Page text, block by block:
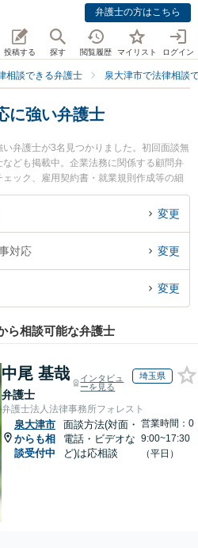
弁護士の方はこちら
投稿する 探す 閲覧履歴 マイリスト ログイン
相談できる弁護士 泉大津市で法律相談
に強い弁護士
弁護士が3名見つかりました。初回面談無
ども掲載中。企業法務に関係する顧問弁
ック、雇用契約書・就業規則作成等の細
です。特に和佐法律事務所の延山 泰典弁
和泉支店の堀 智弘弁護士、泉州つかさ法律
のトラブル解決の実績豊富な近くの弁護
祥事対応を法律相談できる泉大津市内の
りの相談者さんにおすすめです。
変更
対応 変更
変更
ら相談可能な弁護士
中尾 基哉
弁護士
インタビュ
ーを見る
埼玉県
弁護士法人法律事務所フォレスト
泉大津市
からも相
談受付中
面談方法(対面・
電話・ビデオな
ど)は応相談
営業時間：0
9:00~17:30
（平日）